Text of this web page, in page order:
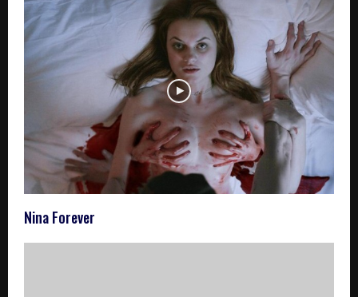
Nina Forever